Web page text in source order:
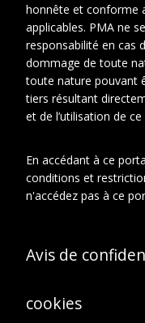
Photographe
Représenté
À propos
Fonds
Archives
honnête et conforme
applicables. PMA ne
responsabilité en cas
dommage de toute
toute nature pouvant
tiers résultant
et de l’utilisation de
En accédant à ce
conditions et
n'accédez pas à ce
Avis de
cookies